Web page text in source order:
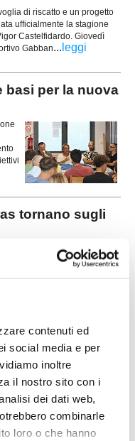
contenuti ed
social media e per
inoltre
il nostro sito con i
dei dati web,
combinarle
loro o che hanno
di riscatto e un progetto
ufficialmente la stagione
Castelfidardo. Giovedì
Gabban... leggi
basi per la nuova
tornano sugli
diffuso nelle ultime ore, gli
annunciano il ritorno sugli
Fusco rilancia:
stagione: